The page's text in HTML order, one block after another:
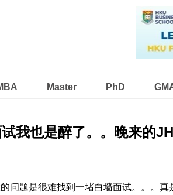
Master PhD
我也是醉了。。晚来的
问题是很难找到一堵白墙面试。。。真